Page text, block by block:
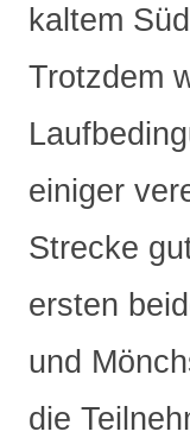
kaltem
Trotzdem
einiger
Strecke
ersten
und
die